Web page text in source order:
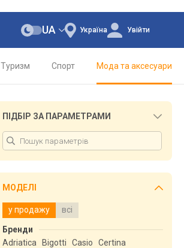
Україна
UA Увійти
Туризм Спорт Мода та аксесуари
ПІДБІР ЗА ПАРАМЕТРАМИ
МОДЕЛІ
у продажу всі
Бренди
Adriatica
Bigotti Casio
Certina